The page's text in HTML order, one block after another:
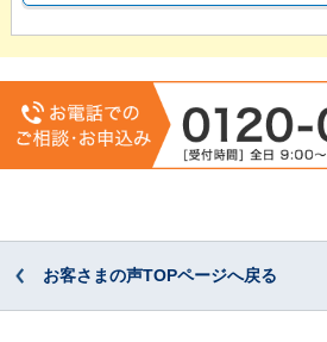
お客さまの声TOPページへ戻る